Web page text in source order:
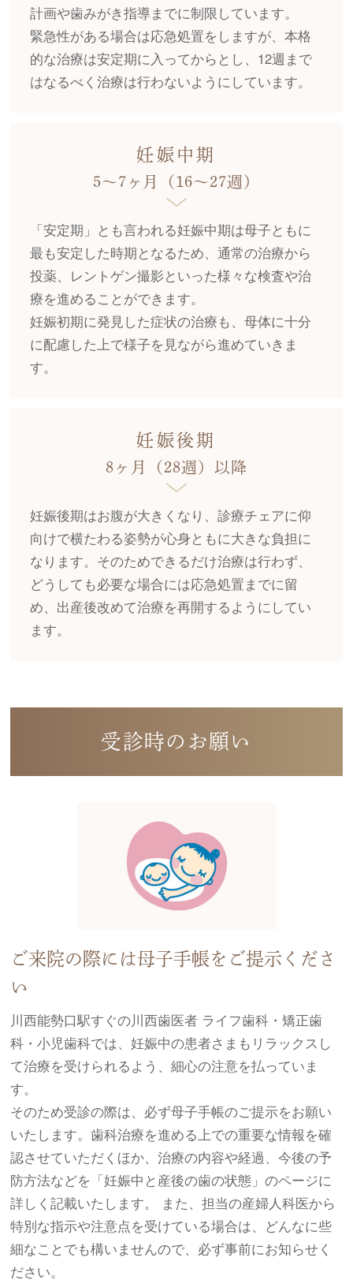
計画や歯みがき指導までに制限しています。
緊急性がある場合は応急処置をしますが、本格
的な治療は安定期に入ってからとし、12週まで
はなるべく治療は行わないようにしています。
妊娠中期
5〜7ヶ月（16〜27週）
「安定期」とも言われる妊娠中期は母子ともに
最も安定した時期となるため、通常の治療から
投薬、レントゲン撮影といった様々な検査や治
療を進めることができます。
妊娠初期に発見した症状の治療も、母体に十分
に配慮した上で様子を見ながら進めていきま
す。
妊娠後期
8ヶ月（28週）以降
妊娠後期はお腹が大きくなり、診療チェアに仰
向けで横たわる姿勢が心身ともに大きな負担に
なります。そのためできるだけ治療は行わず、
どうしても必要な場合には応急処置までに留
め、出産後改めて治療を再開するようにしてい
ます。
受診時のお願い
ご来院の際には母子手帳をご提示くださ
い
川西能勢口駅すぐの川西歯医者 ライフ歯科・矯正歯
科・小児歯科では、妊娠中の患者さまもリラックスし
て治療を受けられるよう、細心の注意を払っていま
す。
そのため受診の際は、必ず母子手帳のご提示をお願い
いたします。歯科治療を進める上での重要な情報を確
認させていただくほか、治療の内容や経過、今後の予
防方法などを「妊娠中と産後の歯の状態」のページに
詳しく記載いたします。 また、担当の産婦人科医から
特別な指示や注意点を受けている場合は、どんなに些
細なことでも構いませんので、必ず事前にお知らせく
ださい。